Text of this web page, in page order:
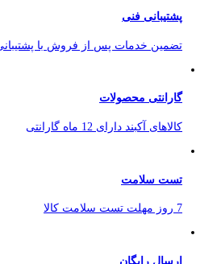
پشتیبانی فنی
تضمین خدمات پس از فروش با
گارانتی محصولات
کالاهای آکبند دارای 12 ماه گارانتی
تست سلامت
7 روز مهلت تست سلامت کالا
ارسال رایگان